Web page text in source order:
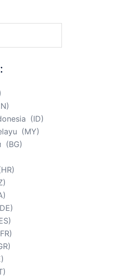
ID
MY
BG
HR
DE
FR